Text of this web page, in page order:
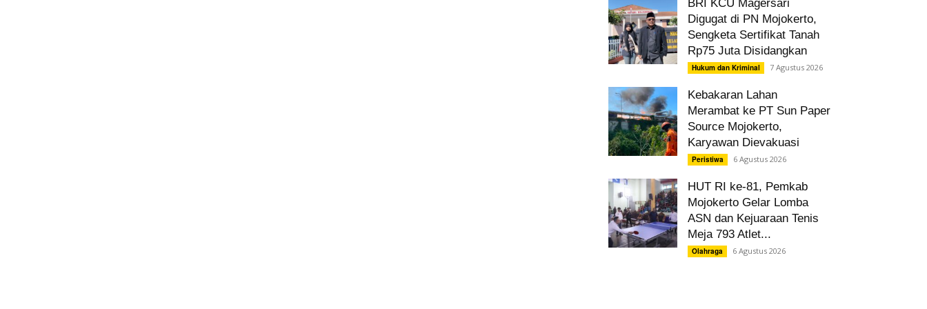
BRI KCU Magersari
Digugat di PN Mojokerto,
Sengketa Sertifikat Tanah
Rp75 Juta Disidangkan
Hukum dan Kriminal 7 Agustus 2026
Kebakaran Lahan
Merambat ke PT Sun Paper
Source Mojokerto,
Karyawan Dievakuasi
Peristiwa 6 Agustus 2026
HUT RI ke-81, Pemkab
Mojokerto Gelar Lomba
ASN dan Kejuaraan Tenis
Meja 793 Atlet...
Olahraga 6 Agustus 2026